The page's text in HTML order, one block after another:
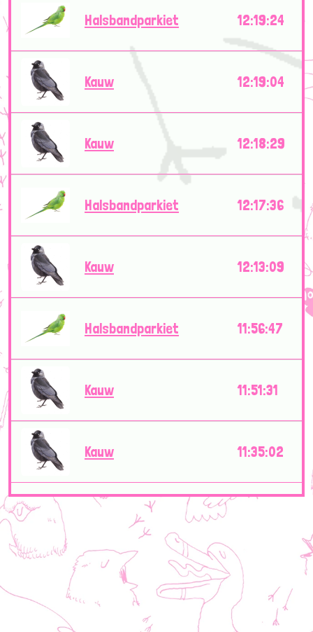
Halsbandparkiet 12:19:24
Kauw 12:19:04
Kauw 12:18:29
Halsbandparkiet 12:17:36
Kauw 12:13:09
Halsbandparkiet 11:56:47
Kauw 11:51:31
Kauw 11:35:02